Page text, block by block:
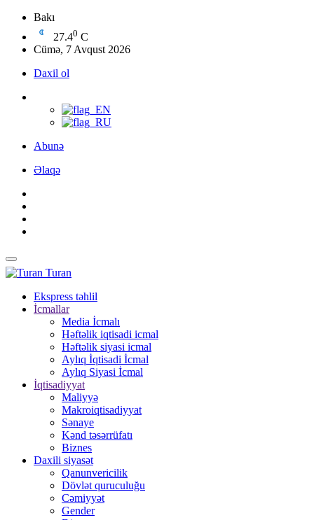
Bakı
27.40 C
Cümə, 7 Avqust 2026
Daxil ol
Abunə
Əlaqə
Turan
Ekspress təhlil
İcmallar
Media İcmalı
Həftəlik iqtisadi icmal
Həftəlik siyasi icmal
Aylıq İqtisadi İcmal
Aylıq Siyasi İcmal
İqtisadiyyat
Maliyyə
Makroiqtisadiyyat
Sənaye
Kənd təsərrüfatı
Biznes
Daxili siyasət
Qanunvericilik
Dövlət quruculuğu
Cəmiyyət
Gender